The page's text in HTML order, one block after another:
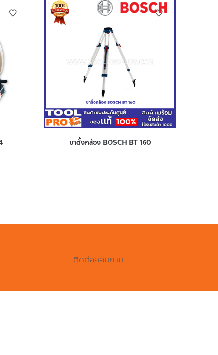
ขาตั้งกล้อง BOSCH BT 160
ติดต่อสอบถาม